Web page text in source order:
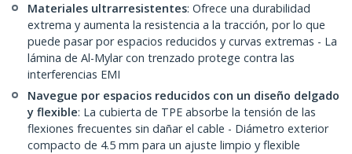
Materiales ultrarresistentes: Ofrece una durabilidad
extrema y aumenta la resistencia a la tracción, por lo que
puede pasar por espacios reducidos y curvas extremas - La
lámina de Al-Mylar con trenzado protege contra las
interferencias EMI
Navegue por espacios reducidos con un diseño delgado
y flexible: La cubierta de TPE absorbe la tensión de las
flexiones frecuentes sin dañar el cable - Diámetro exterior
compacto de 4.5 mm para un ajuste limpio y flexible